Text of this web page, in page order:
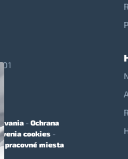
- Ochrana
cookies -
pracovné miesta